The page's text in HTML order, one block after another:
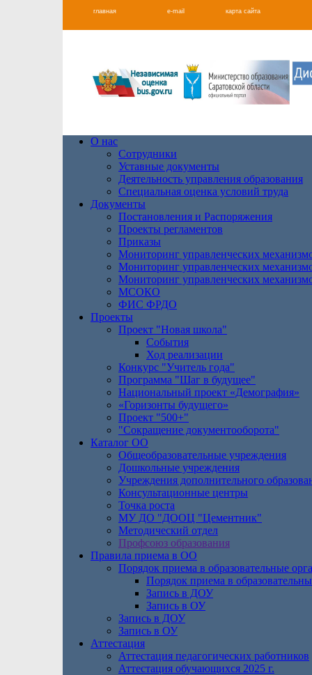
главная e-mail карта сайта
О нас
Сотрудники
Уставные документы
Деятельность управления образования
Специальная оценка условий труда
Документы
Постановления и Распоряжения
Проекты регламентов
Приказы
Мониторинг управленческих
Мониторинг управленческих
Мониторинг управленческих
МСОКО
ФИС ФРДО
Проекты
Проект "Новая школа"
События
Ход реализации
Конкурс "Учитель года"
Программа "Шаг в будущее"
Национальный проект «Демография»
«Горизонты будущего»
Проект "500+"
"Сокращение документооборота"
Каталог ОО
Общеобразовательные учреждения
Дошкольные учреждения
Учреждения дополнительного
Консультационные центры
Точка роста
МУ ДО "ДООЦ "Цементник"
Методический отдел
Профсоюз образования
Правила приема в ОО
Порядок приема в образовательные
Порядок приема в
Запись в ДОУ
Запись в ОУ
Запись в ДОУ
Запись в ОУ
Аттестация
Аттестация педагогических работников
Аттестация обучающихся 2025 г.